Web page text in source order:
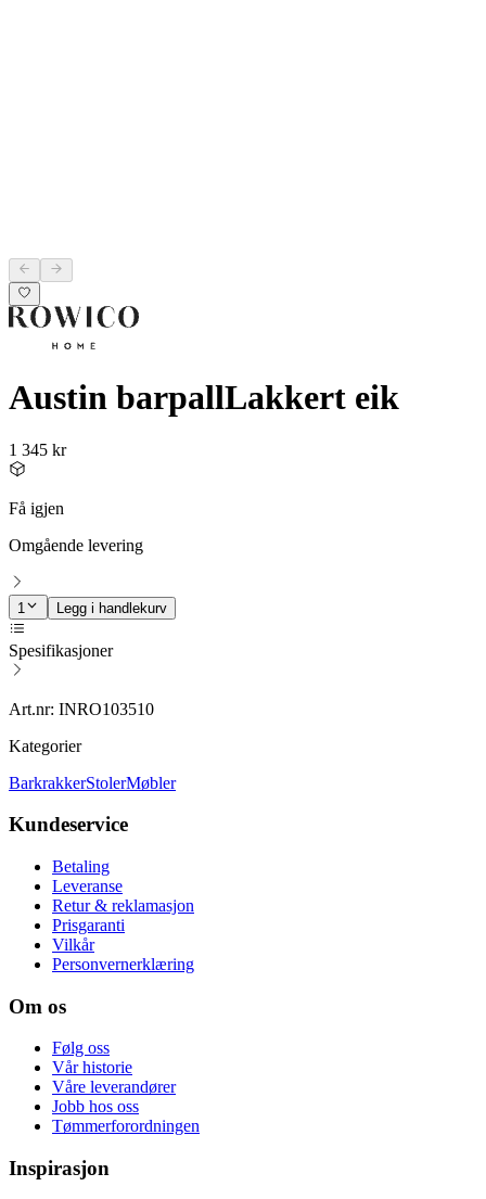
Austin barpallLakkert eik
1 345 kr
Få igjen
Omgående levering
1 Legg i handlekurv
Spesifikasjoner
Art.nr: INRO103510
Kategorier
BarkrakkerStolerMøbler
Kundeservice
Betaling
Leveranse
Retur & reklamasjon
Prisgaranti
Vilkår
Personvernerklæring
Om os
Følg oss
Vår historie
Våre leverandører
Jobb hos oss
Tømmerforordningen
Inspirasjon